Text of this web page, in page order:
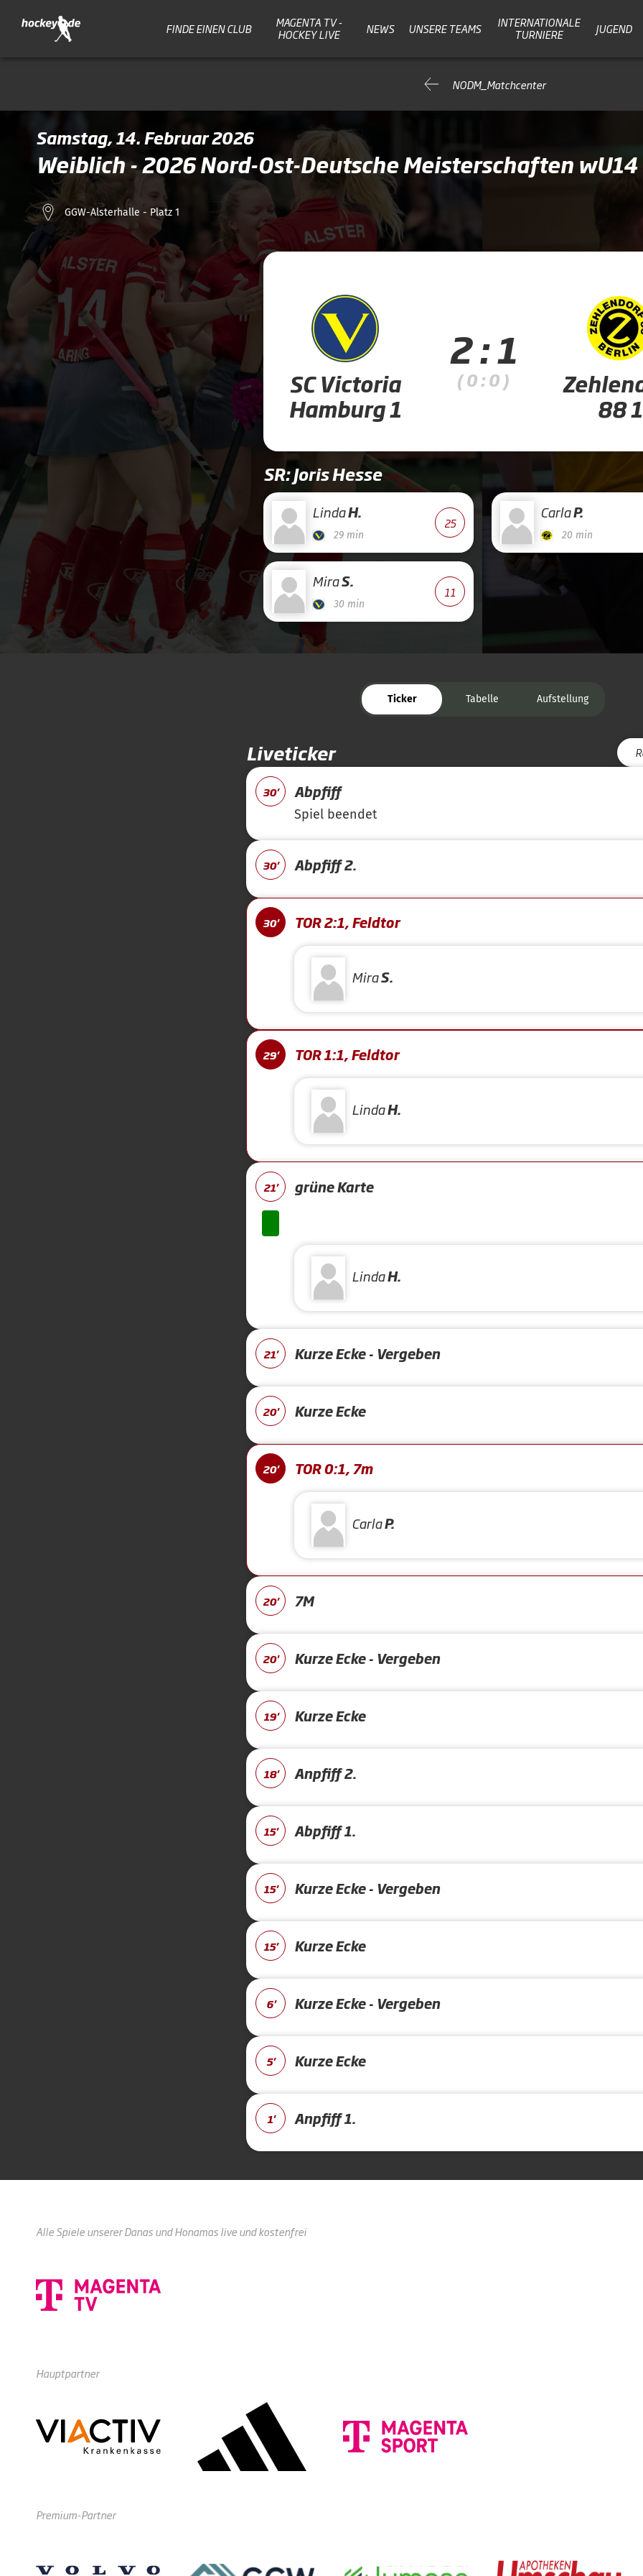
FINDE EINEN CLUB
MAGENTA TV -
HOCKEY LIVE
NEWS UNSERE TEAMS
INTERNATIONALE
TURNIERE
JUGEND
NODM_Matchcenter
Samstag, 14. Februar 2026
Weiblich - 2026 Nord-Ost-Deutsche Meisterschaften wU14
GGW-Alsterhalle - Platz 1
SC Victoria
Hamburg 1
2 : 1
( 0 : 0 )
88 1
SR: Joris Hesse
CarlaP.
20 min
LindaH.
29 min
25
MiraS.
30 min
11
Ticker Tabelle Aufstellung
Liveticker
30' Abpfiff
Spiel beendet
30' Abpfiff 2.
30' TOR 2:1, Feldtor
MiraS.
29' TOR 1:1, Feldtor
LindaH.
21' grüne Karte
LindaH.
21' Kurze Ecke - Vergeben
20' Kurze Ecke
20' TOR 0:1, 7m
CarlaP.
20' 7M
20' Kurze Ecke - Vergeben
19' Kurze Ecke
18' Anpfiff 2.
15' Abpfiff 1.
15' Kurze Ecke - Vergeben
15' Kurze Ecke
6' Kurze Ecke - Vergeben
5' Kurze Ecke
1' Anpfiff 1.
Alle Spiele unserer Danas und Honamas live und kostenfrei
Hauptpartner
Premium-Partner